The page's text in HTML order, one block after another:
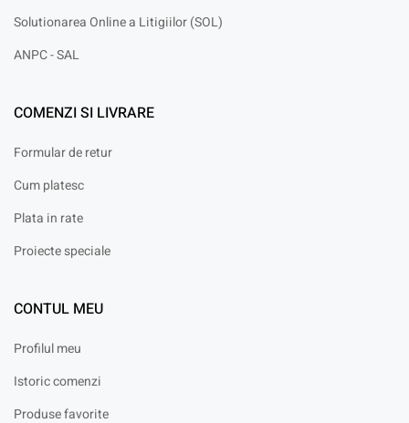
Solutionarea Online a Litigiilor (SOL)
ANPC - SAL
COMENZI SI LIVRARE
Formular de retur
Cum platesc
Plata in rate
Proiecte speciale
CONTUL MEU
Profilul meu
Istoric comenzi
Produse favorite